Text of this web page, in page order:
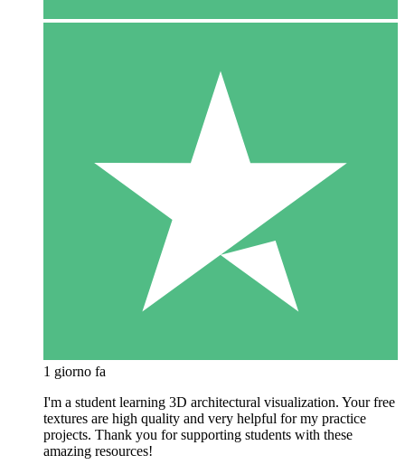
1 giorno fa
I'm a student learning 3D architectural visualization. Your free
textures are high quality and very helpful for my practice
projects. Thank you for supporting students with these
amazing resources!